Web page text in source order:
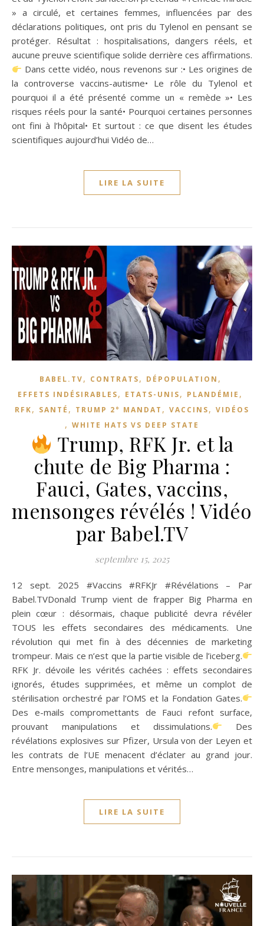
» a circulé, et certaines femmes, influencées par des
déclarations politiques, ont pris du Tylenol en pensant se
protéger. Résultat : hospitalisations, dangers réels, et
aucune preuve scientifique solide derrière ces affirmations.
Dans cette vidéo, nous revenons sur :• Les origines de
la controverse vaccins-autisme• Le rôle du Tylenol et
pourquoi il a été présenté comme un « remède »• Les
risques réels pour la santé• Pourquoi certaines personnes
ont fini à l’hôpital• Et surtout : ce que disent les études
scientifiques aujourd’hui Vidéo de…
LIRE LA SUITE
BABEL.TV, CONTRATS, DÉPOPULATION ,
EFFETS INDÉSIRABLES, ETATS-UNIS, PLANDÉMIE ,
RFK, SANTÉ , TRUMP 2° MANDAT , VACCINS, VIDÉOS
, WHITE HATS VS DEEP STATE
Trump, RFK Jr. et la
chute de Big Pharma :
Fauci, Gates, vaccins,
mensonges révélés ! Vidéo
par Babel.TV
septembre 15, 2025
12 sept. 2025 #Vaccins #RFKJr #Révélations – Par
Babel.TVDonald Trump vient de frapper Big Pharma en
plein cœur : désormais, chaque publicité devra révéler
TOUS les effets secondaires des médicaments. Une
révolution qui met fin à des décennies de marketing
trompeur. Mais ce n’est que la partie visible de l’iceberg.
RFK Jr. dévoile les vérités cachées : effets secondaires
ignorés, études supprimées, et même un complot de
stérilisation orchestré par l’OMS et la Fondation Gates.
Des e-mails compromettants de Fauci refont surface,
prouvant manipulations et dissimulations.
Des
révélations explosives sur Pfizer, Ursula von der Leyen et
les contrats de l’UE menacent d’éclater au grand jour.
Entre mensonges, manipulations et vérités…
LIRE LA SUITE